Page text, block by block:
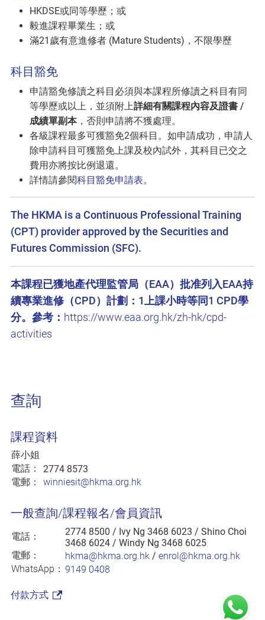
HKDSE或同等學歷；或
毅進課程畢業生；或
滿21歲有意進修者 (Mature Students)，不限學歷
科目豁免
申請豁免修讀之科目必須與本課程所修讀之科目有同
等學歷或以上，並須附上詳細有關課程內容及證書 /
成績單副本，否則申請將不獲處理。
各級課程最多可獲豁免2個科目。如申請成功，申請人
除申請科目可獲豁免上課及校內試外，其科目已交之
費用亦將按比例退還。
詳情請參閱科目豁免申請表。
The HKMA is a Continuous Professional Training
(CPT) provider approved by the Securities and
Futures Commission (SFC).
本課程已獲地產代理監管局（EAA）批准列入EAA持
續專業進修（CPD）計劃：1上課小時等同1 CPD學
分。參考： https://www.eaa.org.hk/zh-hk/cpd-
activities
查詢
課程資料
薛小姐
電話：
2774 8573
電郵：
winniesit@hkma.org.hk
一般查詢/課程報名/會員資訊
電話： 2774 8500 / Ivy Ng 3468 6023 / Shino Choi
3468 6024 / Windy Ng 3468 6025
電郵：
hkma@hkma.org.hk / enrol@hkma.org.hk
WhatsApp： 9149 0408
付款方式